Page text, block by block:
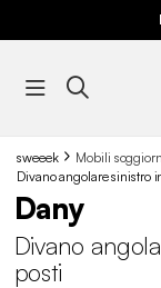
sweeek Mobili
Divano angolare sinistro
Dany
Divano
posti